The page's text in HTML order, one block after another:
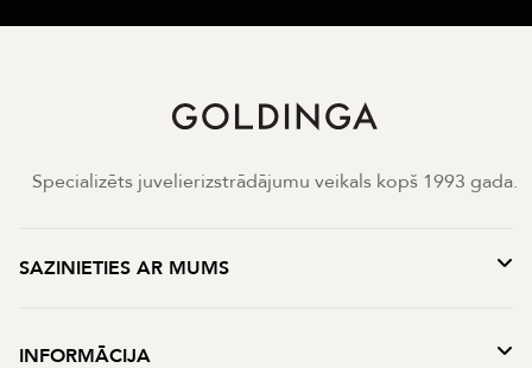
Specializēts juvelierizstrādājumu veikals kopš 1993 gada.
SAZINIETIES AR MUMS
INFORMĀCIJA